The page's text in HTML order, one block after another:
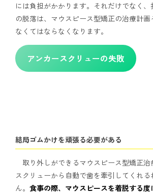
には負担がかかります。それだけでなく
の脱落は、マウスピース型矯正の治療計画
なくてはならなくなります。
アンカースクリューの失敗
結局ゴムかけを頑張る必要がある
取り外しができるマウスピース型矯正治
スクリューから自動で歯を牽引してくれ
ん。 食事の際、マウスピースを着脱する度